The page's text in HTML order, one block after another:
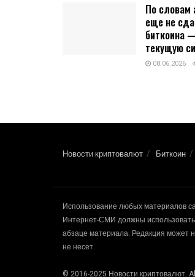
По словам
еще не
биткоина
текущую
08.06.2026
Новости криптовалют Биткоин
Использование любых материалов
Интернет-СМИ должны
абзаце материала. Редакция может
не несет.
© 2016-2025 Новости криптовалют.